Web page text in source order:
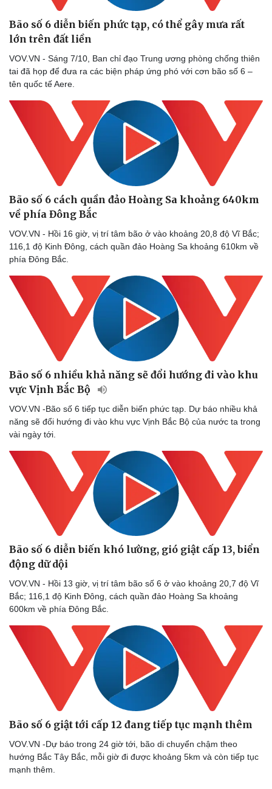
Doanh nghiệp
Thông tin doanh nghiệp
Doanh nghiệp 24h
Doanh nhân
Vì cộng đồng
Công nghệ
Sành điệu
Tin Công nghệ
Trải nghiệm
Chuyển đổi số
Bão số 6 diễn biến phức tạp, có thể gây mưa rất
lớn trên đất liền
VOV.VN - Sáng 7/10, Ban chỉ đạo Trung ương phòng chống thiên
tai đã họp để đưa ra các biện pháp ứng phó với cơn bão số 6 –
tên quốc tế Aere.
Bão số 6 cách quần đảo Hoàng Sa khoảng 640km
về phía Đông Bắc
VOV.VN - Hồi 16 giờ, vị trí tâm bão ở vào khoảng 20,8 độ Vĩ Bắc;
116,1 độ Kinh Đông, cách quần đảo Hoàng Sa khoảng 610km về
phía Đông Bắc.
Bão số 6 nhiều khả năng sẽ đổi hướng đi vào khu
vực Vịnh Bắc Bộ
VOV.VN -Bão số 6 tiếp tục diễn biến phức tạp. Dự báo nhiều khả
năng sẽ đổi hướng đi vào khu vực Vịnh Bắc Bộ của nước ta trong
vài ngày tới.
Bão số 6 diễn biến khó lường, gió giật cấp 13, biển
động dữ dội
VOV.VN - Hồi 13 giờ, vị trí tâm bão số 6 ở vào khoảng 20,7 độ Vĩ
Bắc; 116,1 độ Kinh Đông, cách quần đảo Hoàng Sa khoảng
600km về phía Đông Bắc.
Bão số 6 giật tới cấp 12 đang tiếp tục mạnh thêm
VOV.VN -Dự báo trong 24 giờ tới, bão di chuyển chậm theo
hướng Bắc Tây Bắc, mỗi giờ đi được khoảng 5km và còn tiếp tục
mạnh thêm.